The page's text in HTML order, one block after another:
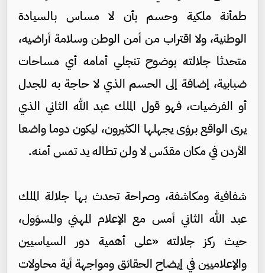
طمأنة ملكية وحسم بأن لا مساس بالسيادة
الوطنية، ولا اقتراب من أمن الوطن وسلامة أراضيه،
متحدثا جلالته بوضوح تنجلي أمامه أي مساحات
ضبابية، إضافة إلى الحسم الذي لا حاجة به للجدل
أو الفرضيات، فهو قول الملك عبد الله الثاني الذي
يرى الواقع برؤى يجهلها الكثيرون، ليكون دوما واضعا
الأردن في مكان مقدّس لا ولن تطاله يد تمس أمنه.
شفافية ومكاشفة، وصراحة تحدث بها جلالة الملك
عبد الله الثاني أمس مع الإعلام المهني والمسؤول،
حيث ركز جلالته «على أهمية دور السياسيين
والإعلاميين في إيضاح الحقائق ومواجهة أية محاولات